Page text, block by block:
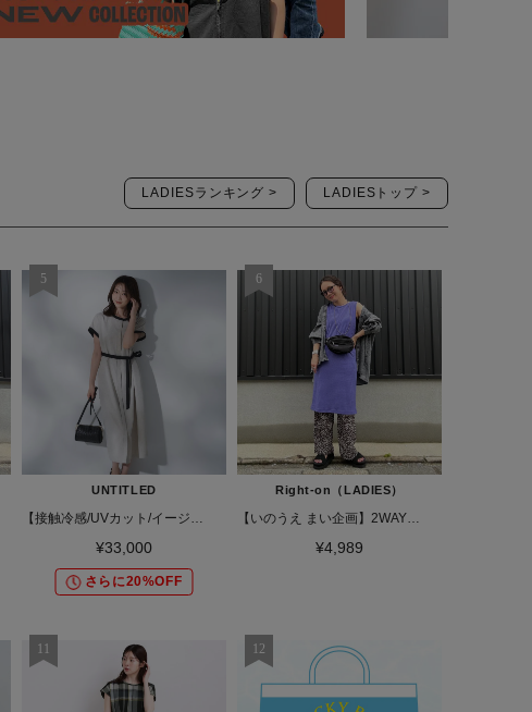
LADIESトップ >
LADIESランキング >
UNTITLED
【接触冷感/UVカット/イージーケア】配色ラインワンピース
¥33,000
さらに20%OFF
Right-on（LADIES）
【いのうえ まい企画】2WAYリブワンピース
¥4,989